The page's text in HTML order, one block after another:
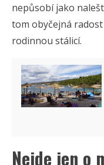
nepůsobí jako
tom obyčejná
rodinnou stálicí.
Nejde jen o